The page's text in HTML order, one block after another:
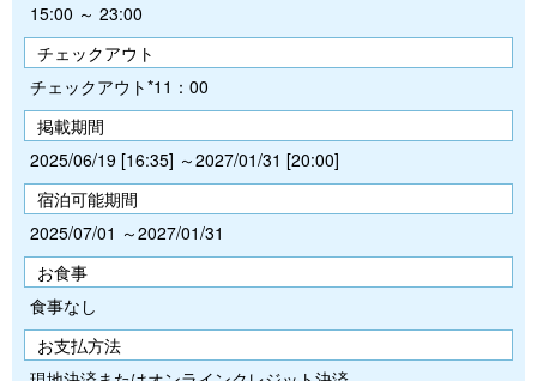
15:00 ～ 23:00
チェックアウト
チェックアウト*11：00
掲載期間
2025/06/19 [16:35] ～2027/01/31 [20:00]
宿泊可能期間
2025/07/01 ～2027/01/31
お食事
食事なし
お支払方法